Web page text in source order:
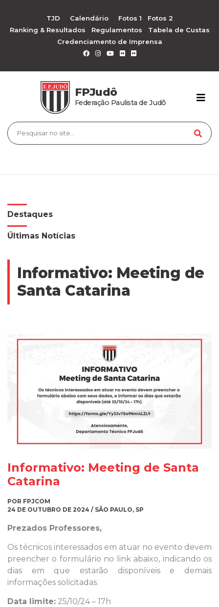
TJD Calendário Fotos 1
Fotos 2
Ranking & Resultados
Regulamentos
Tabela de Custas
Credenciamento de Imprensa
FPJudô
Federação Paulista de Judô
Destaques
Últimas Notícias
Informativo: Meeting de
Santa Catarina
Informativo: Meeting de Santa
Catarina
POR FPJCOM
24 DE OUTUBRO DE 2024 / SÃO PAULO, SP
Prezados Professores,
Os técnicos interessados em atuar no evento devem
preencher o formulário no link abaixo, indicando os
dias em que estarão disponíveis e demais
informações solicitadas.
Data limite: 25/10/24 – 17h